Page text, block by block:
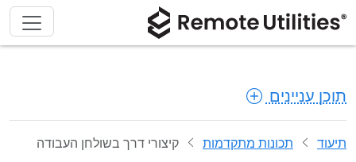
תוכן עניינים
תיעוד תכונות מתקדמות קיצורי דרך בשולחן העבודה